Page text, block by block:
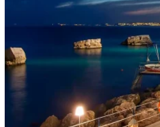
Notre histoire
Pourquoi voyager avec nous ?
Tourisme responsable
Nos brochures
Satisfaction client
Rejoignez-nous